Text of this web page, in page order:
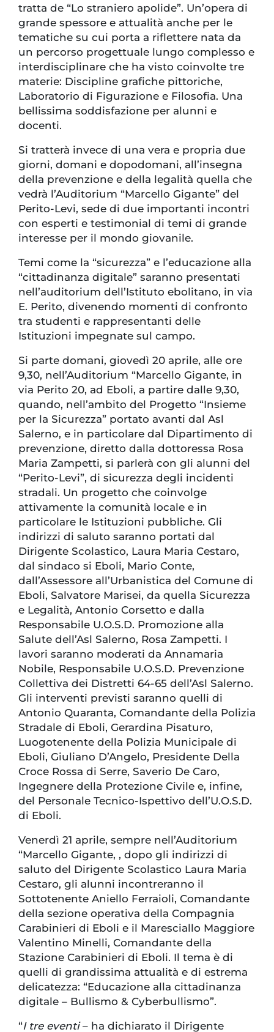
tratta de “Lo straniero apolide”. Un’opera di
grande spessore e attualità anche per le
tematiche su cui porta a riflettere nata da
un percorso progettuale lungo complesso e
interdisciplinare che ha visto coinvolte tre
materie: Discipline grafiche pittoriche,
Laboratorio di Figurazione e Filosofia. Una
bellissima soddisfazione per alunni e
docenti.
Si tratterà invece di una vera e propria due
giorni, domani e dopodomani, all’insegna
della prevenzione e della legalità quella che
vedrà l’Auditorium “Marcello Gigante” del
Perito-Levi, sede di due importanti incontri
con esperti e testimonial di temi di grande
interesse per il mondo giovanile.
Temi come la “sicurezza” e l’educazione alla
“cittadinanza digitale” saranno presentati
nell’auditorium dell’Istituto ebolitano, in via
E. Perito, divenendo momenti di confronto
tra studenti e rappresentanti delle
Istituzioni impegnate sul campo.
Si parte domani, giovedì 20 aprile, alle ore
9,30, nell’Auditorium “Marcello Gigante, in
via Perito 20, ad Eboli, a partire dalle 9,30,
quando, nell’ambito del Progetto “Insieme
per la Sicurezza” portato avanti dal Asl
Salerno, e in particolare dal Dipartimento di
prevenzione, diretto dalla dottoressa Rosa
Maria Zampetti, si parlerà con gli alunni del
“Perito-Levi”, di sicurezza degli incidenti
stradali. Un progetto che coinvolge
attivamente la comunità locale e in
particolare le Istituzioni pubbliche. Gli
indirizzi di saluto saranno portati dal
Dirigente Scolastico, Laura Maria Cestaro,
dal sindaco si Eboli, Mario Conte,
dall’Assessore all’Urbanistica del Comune di
Eboli, Salvatore Marisei, da quella Sicurezza
e Legalità, Antonio Corsetto e dalla
Responsabile U.O.S.D. Promozione alla
Salute dell’Asl Salerno, Rosa Zampetti. I
lavori saranno moderati da Annamaria
Nobile, Responsabile U.O.S.D. Prevenzione
Collettiva dei Distretti 64-65 dell’Asl Salerno.
Gli interventi previsti saranno quelli di
Antonio Quaranta, Comandante della Polizia
Stradale di Eboli, Gerardina Pisaturo,
Luogotenente della Polizia Municipale di
Eboli, Giuliano D’Angelo, Presidente Della
Croce Rossa di Serre, Saverio De Caro,
Ingegnere della Protezione Civile e, infine,
del Personale Tecnico-Ispettivo dell’U.O.S.D.
di Eboli.
Venerdì 21 aprile, sempre nell’Auditorium
“Marcello Gigante, , dopo gli indirizzi di
saluto del Dirigente Scolastico Laura Maria
Cestaro, gli alunni incontreranno il
Sottotenente Aniello Ferraioli, Comandante
della sezione operativa della Compagnia
Carabinieri di Eboli e il Maresciallo Maggiore
Valentino Minelli, Comandante della
Stazione Carabinieri di Eboli. Il tema è di
quelli di grandissima attualità e di estrema
delicatezza: “Educazione alla cittadinanza
digitale – Bullismo & Cyberbullismo”.
“I tre eventi– ha dichiarato il Dirigente